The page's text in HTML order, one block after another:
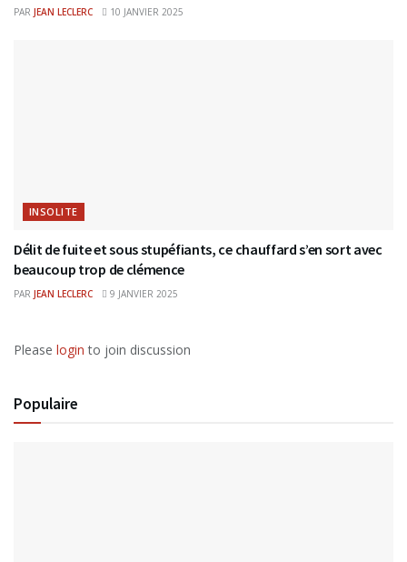
PAR JEAN LECLERC 10 JANVIER 2025
INSOLITE
Délit de fuite et sous stupéfiants, ce chauffard s’en sort avec
beaucoup trop de clémence
PAR JEAN LECLERC 9 JANVIER 2025
Please login to join discussion
Populaire